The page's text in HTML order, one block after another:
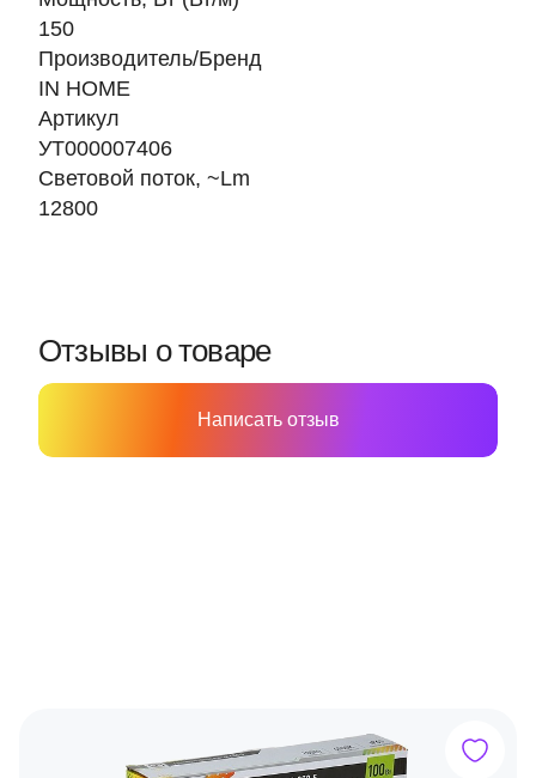
150
Производитель/Бренд
IN HOME
Артикул
УТ000007406
Световой поток, ~Lm
12800
Отзывы о товаре
Написать отзыв